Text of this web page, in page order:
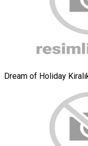
Dream of Holiday